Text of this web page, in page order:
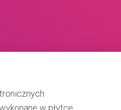
w płytce